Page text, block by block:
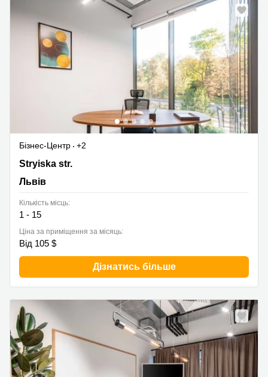
Бізнес-Центр
+2
48g Stryiska str., Львів
Stryiska str.
Львів
Кількість місць:
1 - 15
Ціна за приміщення за місяць:
Від 105 $
Дізнатись більше